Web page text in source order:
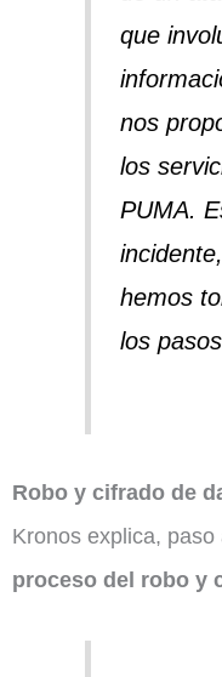
que
nos
los
PUMA.
hemos
los
Robo y cifrado de
Kronos explica,
proceso del robo y